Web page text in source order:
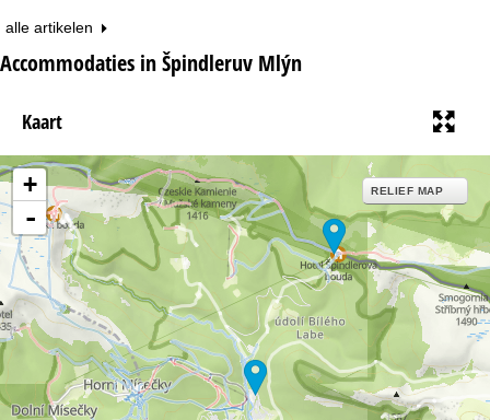
alle artikelen
Accommodaties in Špindleruv Mlýn
Kaart
+
-
RELIEF MAP